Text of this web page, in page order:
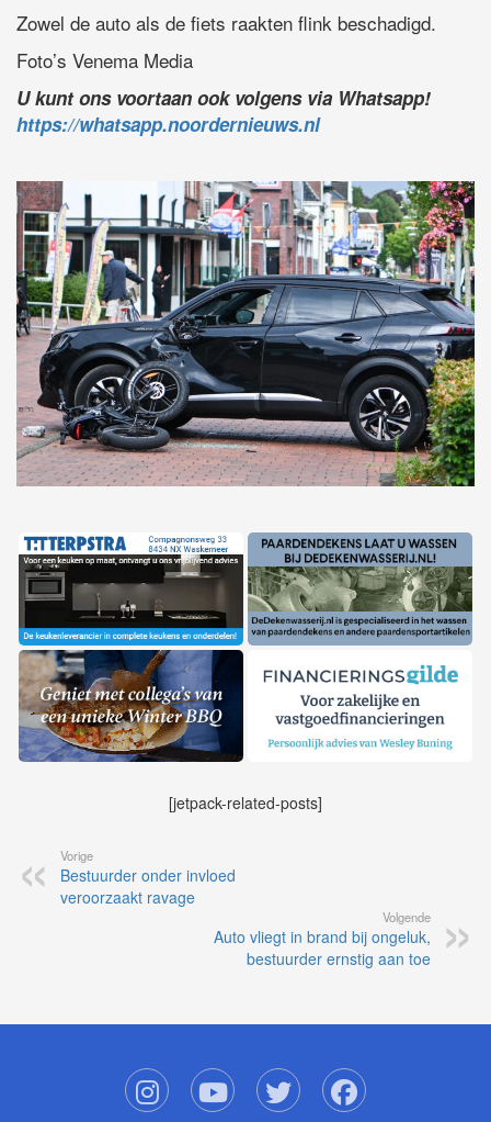
Zowel de auto als de fiets raakten flink beschadigd.
Foto’s Venema Media
U kunt ons voortaan ook volgens via Whatsapp!
https://whatsapp.noordernieuws.nl
[jetpack-related-posts]
Vorige
Bestuurder onder invloed
veroorzaakt ravage
Volgende
Auto vliegt in brand bij ongeluk,
bestuurder ernstig aan toe